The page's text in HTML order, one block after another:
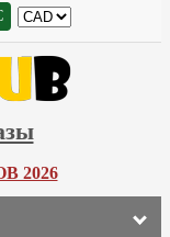
2026